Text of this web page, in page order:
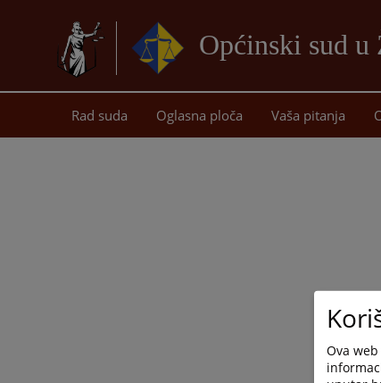
Općinski sud u
Rad suda Oglasna ploča Vaša pitanja
Ova